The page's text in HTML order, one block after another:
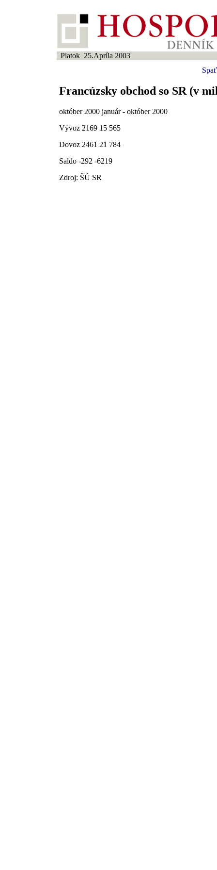
Piatok 25.Apríla 2003
Spať
Francúzsky obchod so SR (v
október 2000 január - október 2000
Vývoz 2169 15 565
Dovoz 2461 21 784
Saldo -292 -6219
Zdroj: ŠÚ SR